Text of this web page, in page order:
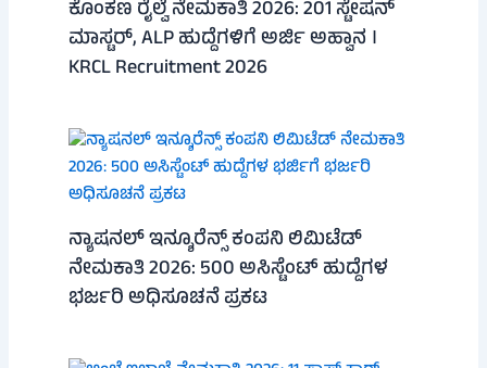
ಕೊಂಕಣ ರೈಲ್ವೆ ನೇಮಕಾತಿ 2026: 201 ಸ್ಟೇಷನ್
ಮಾಸ್ಟರ್, ALP ಹುದ್ದೆಗಳಿಗೆ ಅರ್ಜಿ ಅಹ್ವಾನ ।
KRCL Recruitment 2026
ನ್ಯಾಷನಲ್ ಇನ್ಶೂರೆನ್ಸ್ ಕಂಪನಿ ಲಿಮಿಟೆಡ್
ನೇಮಕಾತಿ 2026: 500 ಅಸಿಸ್ಟೆಂಟ್ ಹುದ್ದೆಗಳ
ಭರ್ಜರಿ ಅಧಿಸೂಚನೆ ಪ್ರಕಟ